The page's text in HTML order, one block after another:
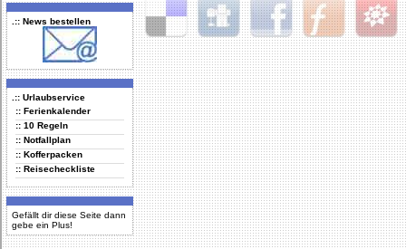
.:: News bestellen
.:: Urlaubservice
:: Ferienkalender
:: 10 Regeln
:: Notfallplan
:: Kofferpacken
:: Reisecheckliste
Gefällt dir diese Seite dann
gebe ein Plus!
Delicious Digg Facebook Furl StudiVZ